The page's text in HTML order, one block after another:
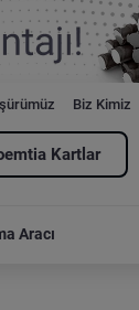
Biz Kimiz
Kartlar
Aracı